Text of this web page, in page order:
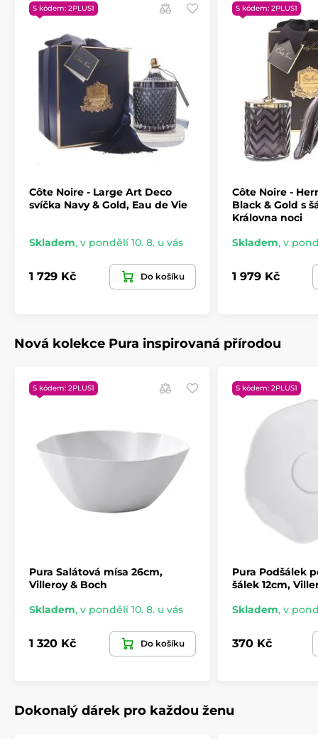
S kódem: 2PLUS1
Côte Noire - Large Art Deco
svíčka Navy & Gold, Eau de Vie
Skladem, v pondělí 10. 8. u vás
1 729 Kč Do košíku
S kódem: 2PLUS1
Côte Noire -
Black & Gold s
Královna noci
Skladem, v
1 979 Kč
Nová kolekce Pura inspirovaná přírodou
S kódem: 2PLUS1
Pura Salátová mísa 26cm,
Villeroy & Boch
Skladem, v pondělí 10. 8. u vás
1 320 Kč Do košíku
S kódem: 2PLUS1
Pura Podšálek
šálek 12cm,
Skladem, v
370 Kč
Dokonalý dárek pro každou ženu